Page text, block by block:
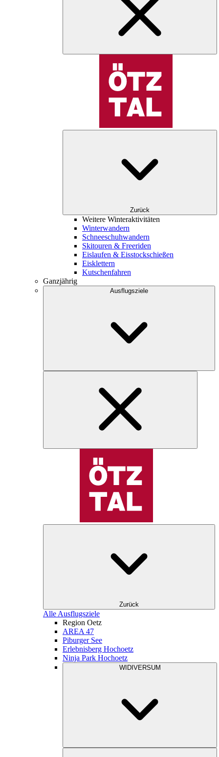
Zurück
Weitere Winteraktivitäten
Winterwandern
Schneeschuhwandern
Skitouren & Freeriden
Eislaufen & Eisstockschießen
Eisklettern
Kutschenfahren
Ganzjährig
Ausflugsziele
Zurück
Alle Ausflugsziele
Region Oetz
AREA 47
Piburger See
Erlebnisberg Hochoetz
Ninja Park Hochoetz
WIDIVERSUM